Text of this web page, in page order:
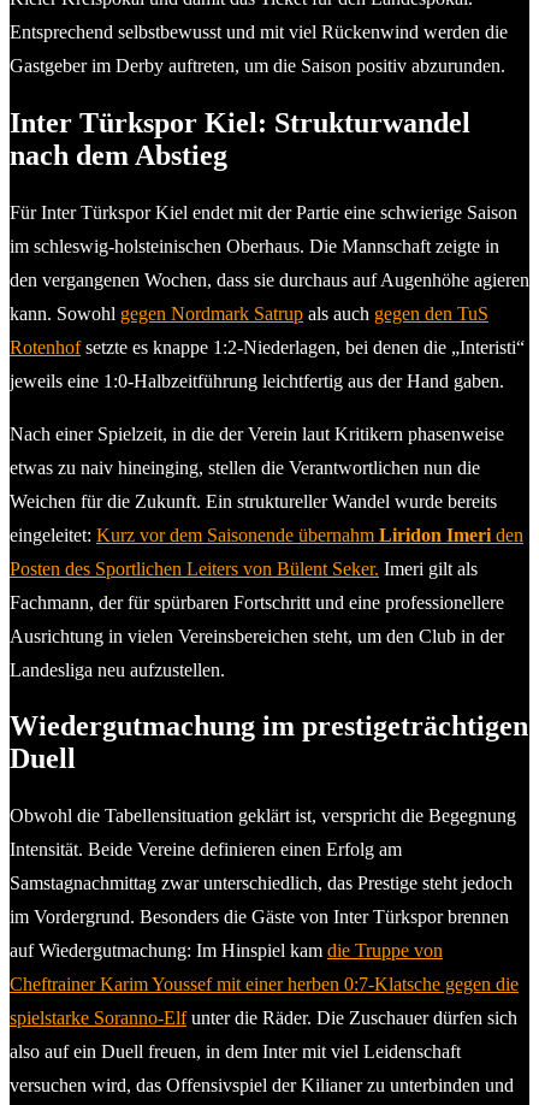
Entsprechend selbstbewusst und mit viel Rückenwind werden die
Gastgeber im Derby auftreten, um die Saison positiv abzurunden.
Inter Türkspor Kiel: Strukturwandel
nach dem Abstieg
Für Inter Türkspor Kiel endet mit der Partie eine schwierige Saison
im schleswig-holsteinischen Oberhaus. Die Mannschaft zeigte in
den vergangenen Wochen, dass sie durchaus auf Augenhöhe agieren
kann. Sowohl gegen Nordmark Satrup als auch gegen den TuS
Rotenhofsetzte es knappe 1:2-Niederlagen, bei denen die „Interisti“
jeweils eine 1:0-Halbzeitführung leichtfertig aus der Hand gaben.
Nach einer Spielzeit, in die der Verein laut Kritikern phasenweise
etwas zu naiv hineinging, stellen die Verantwortlichen nun die
Weichen für die Zukunft. Ein struktureller Wandel wurde bereits
eingeleitet: Kurz vor dem Saisonende übernahm Liridon Imeri den
Posten des Sportlichen Leiters von Bülent Seker. Imeri gilt als
Fachmann, der für spürbaren Fortschritt und eine professionellere
Ausrichtung in vielen Vereinsbereichen steht, um den Club in der
Landesliga neu aufzustellen.
Wiedergutmachung im prestigeträchtigen
Duell
Obwohl die Tabellensituation geklärt ist, verspricht die Begegnung
Intensität. Beide Vereine definieren einen Erfolg am
Samstagnachmittag zwar unterschiedlich, das Prestige steht jedoch
im Vordergrund. Besonders die Gäste von Inter Türkspor brennen
auf Wiedergutmachung: Im Hinspiel kam die Truppe von
Cheftrainer Karim Youssef mit einer herben 0:7-Klatsche gegen die
spielstarke Soranno-Elfunter die Räder. Die Zuschauer dürfen sich
also auf ein Duell freuen, in dem Inter mit viel Leidenschaft
versuchen wird, das Offensivspiel der Kilianer zu unterbinden und